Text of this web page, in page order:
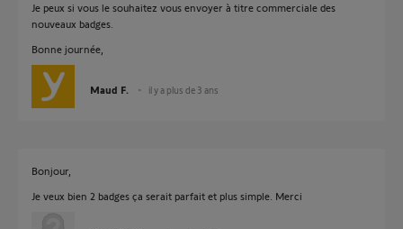
Je peux si vous le souhaitez vous envoyer à titre commerciale des
nouveaux badges.
Bonne journée,
Maud F. il y a plus de 3 ans
Bonjour,
Je veux bien 2 badges ça serait parfait et plus simple. Merci